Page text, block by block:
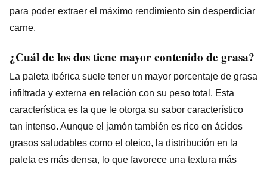
para poder extraer el máximo rendimiento sin desperdiciar
carne.
¿Cuál de los dos tiene mayor contenido de grasa?
La paleta ibérica suele tener un mayor porcentaje de grasa
infiltrada y externa en relación con su peso total. Esta
característica es la que le otorga su sabor característico
tan intenso. Aunque el jamón también es rico en ácidos
grasos saludables como el oleico, la distribución en la
paleta es más densa, lo que favorece una textura más